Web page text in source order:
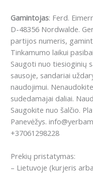
Gamintojas: Ferd.
D-48356 Nordwalde.
partijos numeris,
Tinkamumo laikui
Saugoti nuo tiesioginių
sausoje, sandariai
naudojimui.
sudedamajai daliai.
Saugokite nuo šalčio.
Panevėžys.
+37061298228
Prekių pristatymas:
– Lietuvoje (kurjeris